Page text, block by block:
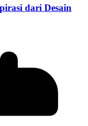
dari Desain